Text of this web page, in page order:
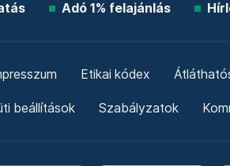
Adó 1% felajánlás
Etikai kódex
beállítások Szabályzatok